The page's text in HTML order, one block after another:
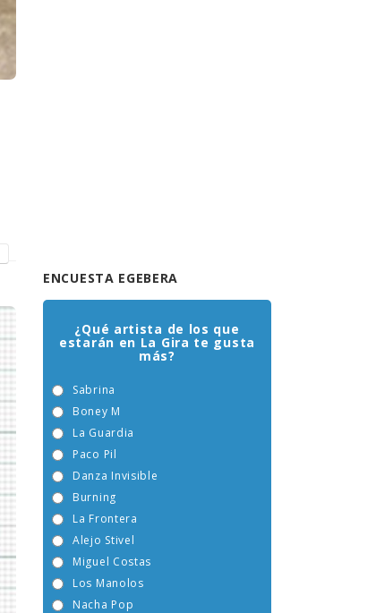
ENCUESTA EGEBERA
¿Qué artista de los que
estarán en La Gira te gusta
más?
Sabrina
Boney M
La Guardia
Paco Pil
Danza Invisible
Burning
La Frontera
Alejo Stivel
Miguel Costas
Los Manolos
Nacha Pop